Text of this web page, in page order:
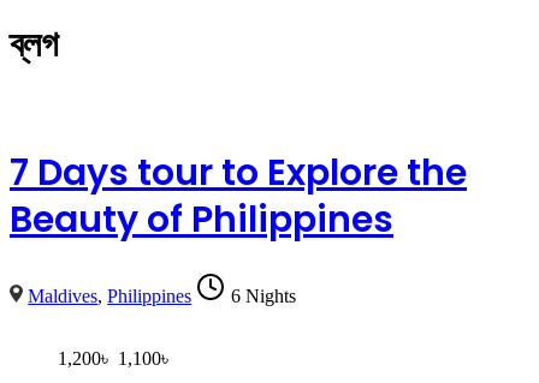
ব্লগ
7 Days tour to Explore the
Beauty of Philippines
Maldives,Philippines 6 Nights
1,200৳ 1,100৳